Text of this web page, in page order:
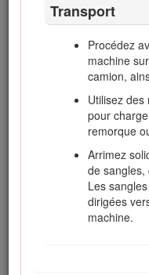
Transport
Procédez
machine
camion,
Utilisez
pour
remorque
Arrimez
de sangles,
Les
dirigées
machine.
Pour réduire
batterie et
de tout
feuilles.
Vérifiez
à herbe.
Maintenez
marche, et
raccords
Remplacez
autocollants